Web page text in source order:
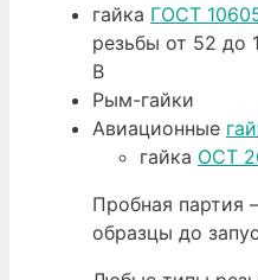
гайка ГОСТ
резьбы от 52 до
В
Рым-гайки
Авиационные
гайка ОСТ
Пробная партия
образцы до